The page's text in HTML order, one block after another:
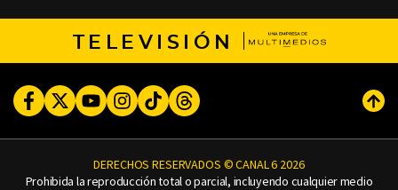
TELEVISIÓN
FacebookTwitterYoutubeInstagram
TikTokThreads
DERECHOS RESERVADOS © CANAL 6 2026
Prohibida la reproducción total o parcial, incluyendo cualquier medio